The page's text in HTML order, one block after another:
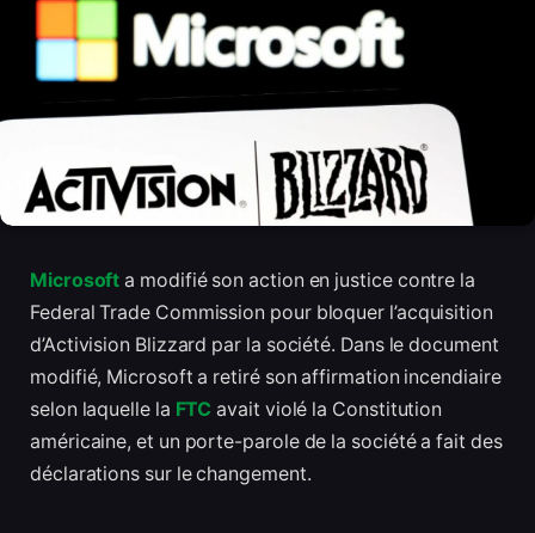
Microsoft a modifié son action en justice contre la
Federal Trade Commission pour bloquer l’acquisition
d’Activision Blizzard par la société. Dans le document
modifié, Microsoft a retiré son affirmation incendiaire
selon laquelle la FTC avait violé la Constitution
américaine, et un porte-parole de la société a fait des
déclarations sur le changement.